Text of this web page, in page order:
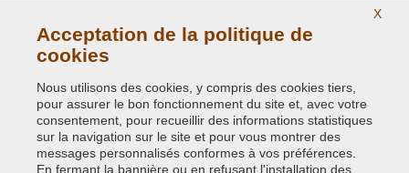
Contactez-nous
Politique de confidentialité - RGPD
X
Acceptation de la politique de
cookies
Nous utilisons des cookies, y compris des cookies tiers,
pour assurer le bon fonctionnement du site et, avec votre
consentement, pour recueillir des informations statistiques
sur la navigation sur le site et pour vous montrer des
messages personnalisés conformes à vos préférences.
En fermant la bannière ou en refusant l'installation des